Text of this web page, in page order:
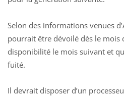
Selon des informations venues
pourrait être dévoilé dès le mois
disponibilité le mois suivant et
fuité.
Il devrait disposer d’un